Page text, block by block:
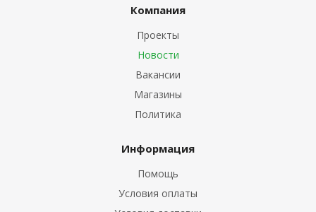
Компания
Проекты
Новости
Вакансии
Магазины
Политика
Информация
Помощь
Условия оплаты